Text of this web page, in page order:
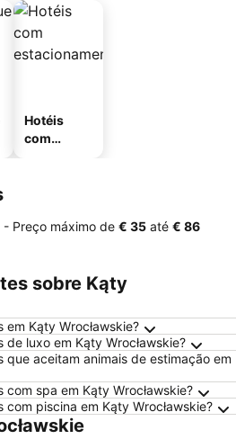
Hotéis
com
- Preço máximo de ‎€ 35 até ‎€ 86
sobre Kąty
em Kąty Wrocławskie?
de luxo em Kąty Wrocławskie?
que aceitam animais de estimação em
com spa em Kąty Wrocławskie?
com piscina em Kąty Wrocławskie?